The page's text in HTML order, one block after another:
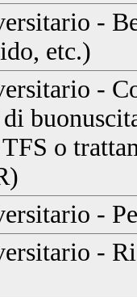
-
etc.)
-
o
-
-